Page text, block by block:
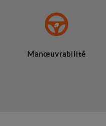
Manœuvrabilité